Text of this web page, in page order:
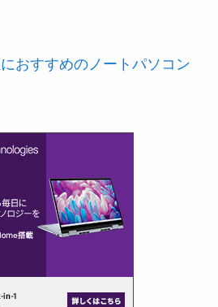
おすすめのノートパソコン